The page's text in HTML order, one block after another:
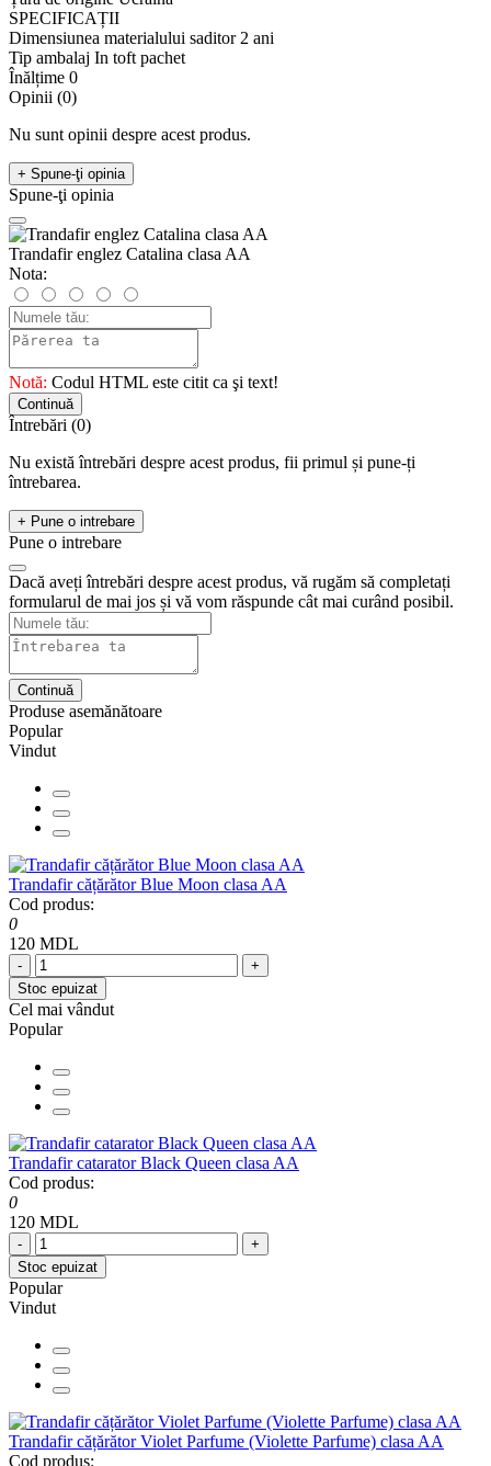
SPECIFICAȚII
Dimensiunea materialului saditor 2 ani
Tip ambalaj In toft pachet
Înălțime 0
Opinii (0)
Nu sunt opinii despre acest produs.
+ Spune-ţi opinia
Spune-ţi opinia
Trandafir englez Catalina clasa AA
Nota:
Notă: Codul HTML este citit ca şi text!
Continuă
Întrebări (0)
Nu există întrebări despre acest produs, fii primul și pune-ți
întrebarea.
+ Pune o intrebare
Pune o intrebare
Dacă aveți întrebări despre acest produs, vă rugăm să completați
formularul de mai jos și vă vom răspunde cât mai curând posibil.
Continuă
Produse asemănătoare
Popular
Vindut
Trandafir cățărător Blue Moon clasa AA
Cod produs:
0
120 MDL
-
+
Stoc epuizat
Cel mai vândut
Popular
Trandafir catarator Black Queen clasa AA
Cod produs:
0
120 MDL
-
+
Stoc epuizat
Popular
Vindut
Trandafir cățărător Violet Parfume (Violette Parfume) clasa AA
Cod produs: